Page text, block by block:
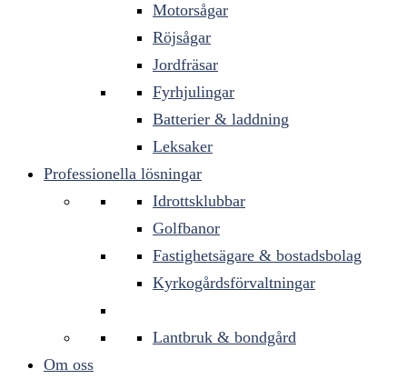
Motorsågar
Röjsågar
Jordfräsar
Fyrhjulingar
Batterier & laddning
Leksaker
Professionella lösningar
Idrottsklubbar
Golfbanor
Fastighetsägare & bostadsbolag
Kyrkogårdsförvaltningar
Lantbruk & bondgård
Om oss